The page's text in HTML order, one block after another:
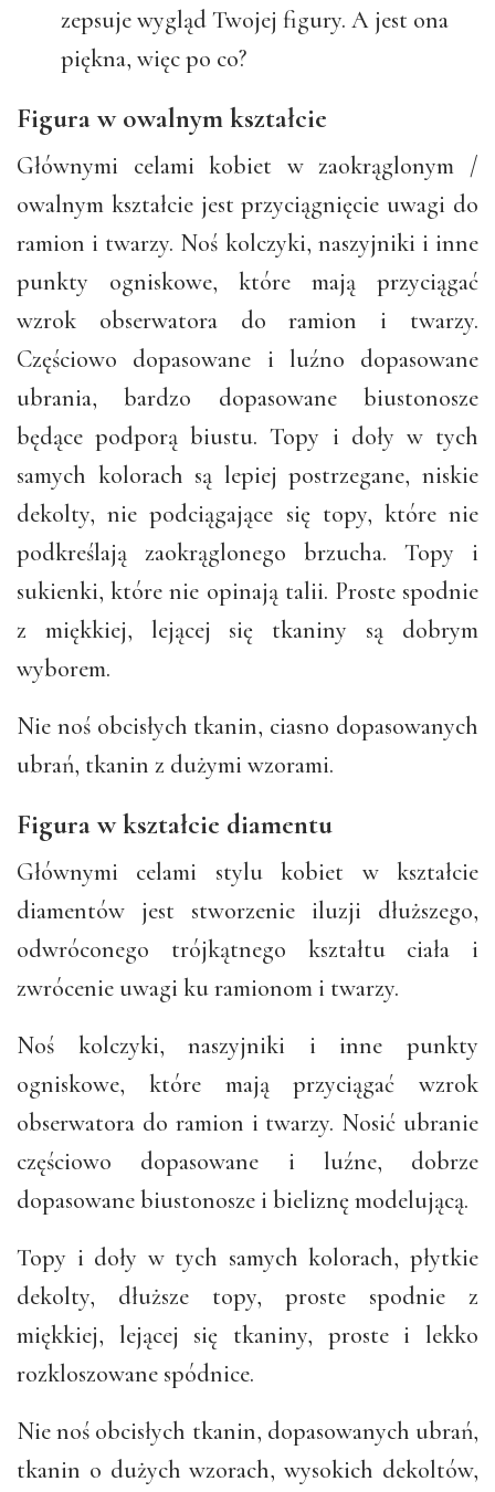
zepsuje wygląd Twojej figury. A jest ona
piękna, więc po co?
Figura w owalnym kształcie
Głównymi celami kobiet w zaokrąglonym /
owalnym kształcie jest przyciągnięcie uwagi do
ramion i twarzy. Noś kolczyki, naszyjniki i inne
punkty ogniskowe, które mają przyciągać
wzrok obserwatora do ramion i twarzy.
Częściowo dopasowane i luźno dopasowane
ubrania, bardzo dopasowane biustonosze
będące podporą biustu. Topy i doły w tych
samych kolorach są lepiej postrzegane, niskie
dekolty, nie podciągające się topy, które nie
podkreślają zaokrąglonego brzucha. Topy i
sukienki, które nie opinają talii. Proste spodnie
z miękkiej, lejącej się tkaniny są dobrym
wyborem.
Nie noś obcisłych tkanin, ciasno dopasowanych
ubrań, tkanin z dużymi wzorami.
Figura w kształcie diamentu
Głównymi celami stylu kobiet w kształcie
diamentów jest stworzenie iluzji dłuższego,
odwróconego trójkątnego kształtu ciała i
zwrócenie uwagi ku ramionom i twarzy.
Noś kolczyki, naszyjniki i inne punkty
ogniskowe, które mają przyciągać wzrok
obserwatora do ramion i twarzy. Nosić ubranie
częściowo dopasowane i luźne, dobrze
dopasowane biustonosze i bieliznę modelującą.
Topy i doły w tych samych kolorach, płytkie
dekolty, dłuższe topy, proste spodnie z
miękkiej, lejącej się tkaniny, proste i lekko
rozkloszowane spódnice.
Nie noś obcisłych tkanin, dopasowanych ubrań,
tkanin o dużych wzorach, wysokich dekoltów,